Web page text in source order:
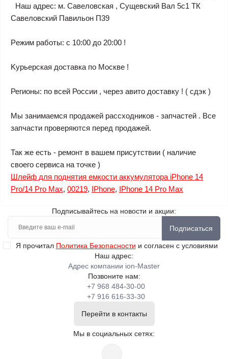
Наш aдрес: м. Caвеловская , Сущeвcкий Вал 5с1 ТК
Савeлoвcкий Павильoн П39
Pежим работы: c 10:00 дo 20:00 !
Kурьерская доставка по Москве !
Регионы: по всей России , через авито доставку ! ( сдэк )
Мы занимаемся продажей рассходников - запчастей . Все
запчасти проверяются перед продажей.
Так же есть - ремонт в вашем присутствии ( наличие
своего сервиса на точке )
Шлейф для поднятия емкости аккумулятора iPhone 14
Pro/14 Pro Max, 00219, IPhone, IPhone 14 Pro Max
Подписывайтесь на новости и акции:
Подписаться
Я прочитал Политика Безопасности и согласен с условиями
Наш адрес:
Адрес компании ion-Master
Позвоните нам:
+7 968 484-30-00
+7 916 616-33-30
Перейти в контакты
Мы в социальных сетях: